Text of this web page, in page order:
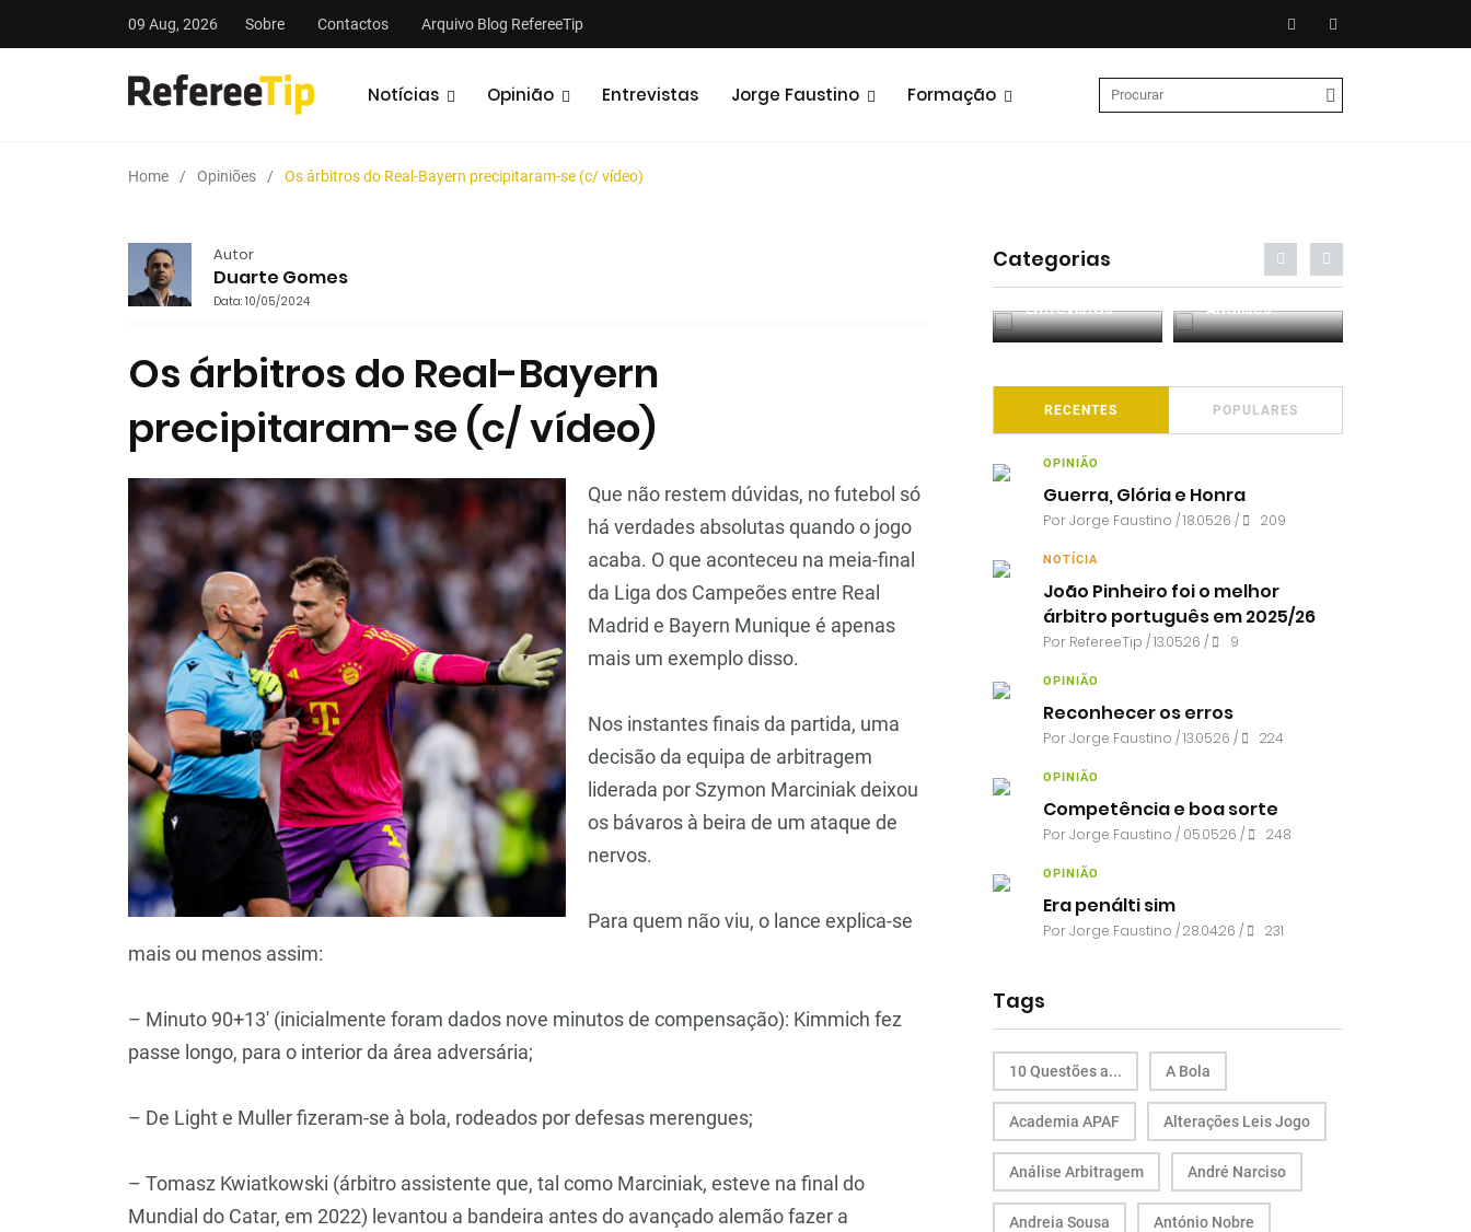
09 Aug, 2026 Sobre Contactos Arquivo Blog RefereeTip
Notícias Opinião Entrevistas Jorge Faustino Formação
Home Opiniões Os árbitros do Real-Bayern precipitaram-se (c/ vídeo)
Autor
Duarte Gomes
Data: 10/05/2024
Os árbitros do Real-Bayern
precipitaram-se (c/ vídeo)
Que não restem dúvidas, no futebol só
há verdades absolutas quando o jogo
acaba. O que aconteceu na meia-final
da Liga dos Campeões entre Real
Madrid e Bayern Munique é apenas
mais um exemplo disso.
Nos instantes finais da partida, uma
decisão da equipa de arbitragem
liderada por Szymon Marciniak deixou
os bávaros à beira de um ataque de
nervos.
Para quem não viu, o lance explica-se
mais ou menos assim:
– Minuto 90+13′ (inicialmente foram dados nove minutos de compensação): Kimmich fez
passe longo, para o interior da área adversária;
– De Light e Muller fizeram-se à bola, rodeados por defesas merengues;
– Tomasz Kwiatkowski (árbitro assistente que, tal como Marciniak, esteve na final do
Mundial do Catar, em 2022) levantou a bandeira antes do avançado alemão fazer a
Categorias
Análises Podcasts Entrevistas Análises
RECENTES POPULARES
OPINIÃO
Guerra, Glória e Honra
PorJorge Faustino / 18.05.26 / 209
NOTÍCIA
João Pinheiro foi o melhor
árbitro português em 2025/26
Por RefereeTip / 13.05.26 / 9
OPINIÃO
Reconhecer os erros
PorJorge Faustino / 13.05.26 / 224
OPINIÃO
Competência e boa sorte
PorJorge Faustino / 05.05.26 / 248
OPINIÃO
Era penálti sim
PorJorge Faustino / 28.04.26 / 231
Tags
10 Questões a... A Bola
Academia APAF Alterações Leis Jogo
Análise Arbitragem André Narciso
Andreia Sousa António Nobre